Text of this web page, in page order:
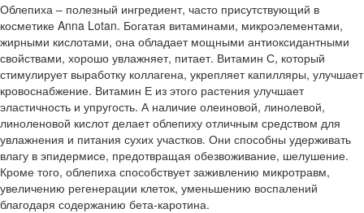
Облепиха – полезный ингредиент, часто присутствующий в
косметике Anna Lotan. Богатая витаминами, микроэлементами,
жирными кислотами, она обладает мощными антиоксидантными
свойствами, хорошо увлажняет, питает. Витамин С, который
стимулирует выработку коллагена, укрепляет капилляры, улучшает
кровоснабжение. Витамин Е из этого растения улучшает
эластичность и упругость. А наличие олеиновой, линолевой,
линоленовой кислот делает облепиху отличным средством для
увлажнения и питания сухих участков. Они способны удерживать
влагу в эпидермисе, предотвращая обезвоживание, шелушение.
Кроме того, облепиха способствует заживлению микротравм,
увеличению регенерации клеток, уменьшению воспалений
благодаря содержанию бета-каротина.